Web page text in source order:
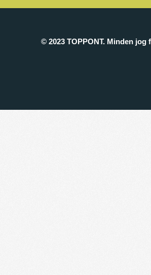
© 2023 TOPPONT. Minden jog